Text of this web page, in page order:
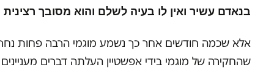
בנאדם עשיר ואין לו בעיה לשלם והוא מסובך
אלא שכמה חודשים אחר כך נשמע מוגמי הרבה פחות
שהחקירה של מוגמי בידי אפשטיין העלתה דברים מעניינים